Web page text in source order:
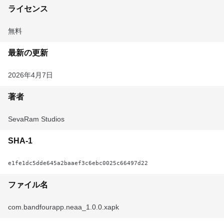
ライセンス
無料
最新の更新
2026年4月7日
著者
SevaRam Studios
SHA-1
e1fe1dc5dde645a2baaef3c6ebc0025c66497d22
ファイル名
com.bandfourapp.neaa_1.0.0.xapk